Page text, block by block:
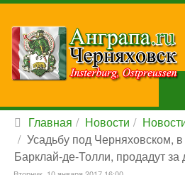
Главная Новости
Усадьбу под Черняховском,
Барклай-де-Толли, продадут за